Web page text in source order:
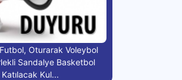
Oturarak Voleybol
Sandalye Basketbol
Kul...